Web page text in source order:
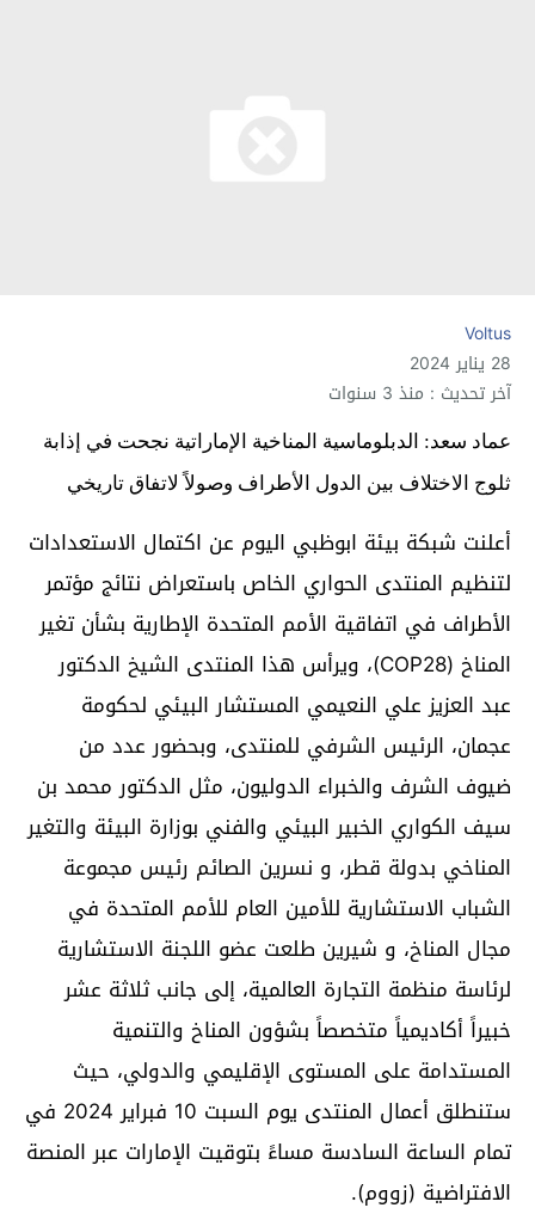
Voltus
28 يناير 2024
آخر تحديث : منذ 3 سنوات
عماد سعد: الدبلوماسية المناخية الإماراتية نجحت في إذابة
ثلوج الاختلاف بين الدول الأطراف وصولاً لاتفاق تاريخي
أعلنت شبكة بيئة ابوظبي اليوم عن اكتمال الاستعدادات
لتنظيم المنتدى الحواري الخاص باستعراض نتائج مؤتمر
الأطراف في اتفاقية الأمم المتحدة الإطارية بشأن تغير
المناخ (COP28)، ويرأس هذا المنتدى الشيخ الدكتور
عبد العزيز علي النعيمي المستشار البيئي لحكومة
عجمان، الرئيس الشرفي للمنتدى، وبحضور عدد من
ضيوف الشرف والخبراء الدوليون، مثل الدكتور محمد بن
سيف الكواري الخبير البيئي والفني بوزارة البيئة والتغير
المناخي بدولة قطر، و نسرين الصائم رئيس مجموعة
الشباب الاستشارية للأمين العام للأمم المتحدة في
مجال المناخ، و شيرين طلعت عضو اللجنة الاستشارية
لرئاسة منظمة التجارة العالمية، إلى جانب ثلاثة عشر
خبيراً أكاديمياً متخصصاً بشؤون المناخ والتنمية
المستدامة على المستوى الإقليمي والدولي، حيث
ستنطلق أعمال المنتدى يوم السبت 10 فبراير 2024 في
تمام الساعة السادسة مساءً بتوقيت الإمارات عبر المنصة
الافتراضية (زووم).